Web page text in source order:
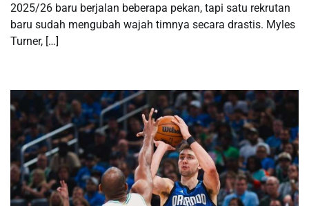
2025/26 baru berjalan beberapa pekan, tapi satu rekrutan
baru sudah mengubah wajah timnya secara drastis. Myles
Turner, […]